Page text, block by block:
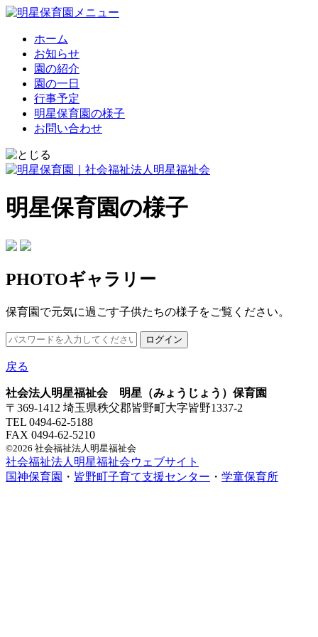
ホーム
お知らせ
園の紹介
園の一日
行事予定
明星保育園の様子
お問い合わせ
明星保育園の様子
PHOTOギャラリー
保育園で元気に過ごす子供たちの様子をご覧ください。
戻る
社会法人明星福祉会 明星（みょうじょう）保育園
〒369-1412 埼玉県秩父郡皆野町大字皆野1337-2
TEL 0494-62-5188
FAX 0494-62-5210
©2026 社会福祉法人明星福祉会
社会福祉法人明星福祉会ウェブサイト
国神保育園 ・ 皆野町子育て支援センター ・ 学童保育所